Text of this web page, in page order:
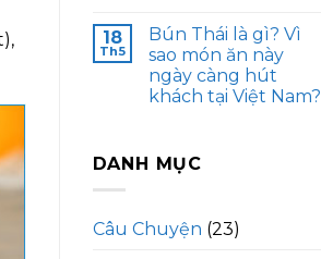
18
Th5
Bún Thái là gì? Vì
sao món ăn này
ngày càng hút
khách tại Việt Nam?
DANH MỤC
Câu Chuyện (23)